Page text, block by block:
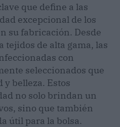
que define a las
excepcional de los
su fabricación. Desde
tejidos de alta gama, las
con
seleccionados que
belleza. Estos
no solo brindan un
sino que también
útil para la bolsa.